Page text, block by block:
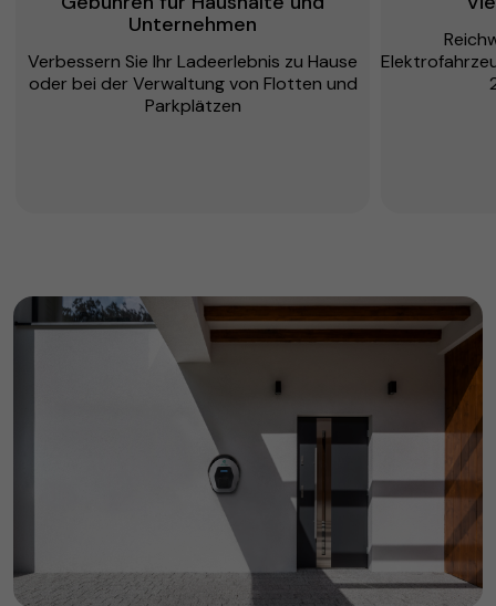
Unternehmen
Verbessern Sie Ihr Ladeerlebnis zu Hause
oder bei der Verwaltung von Flotten und
Parkplätzen